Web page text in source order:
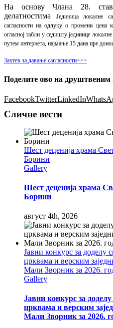
На основу Члана 28.
делатностима
Јединица локалне
сагласности на одлуку о промени цена
огласној табли у седишту јединице
путем интернета, најмање 15 дана пре
Захтев за давање сагласности>>>
Поделите ово на
FacebookTwitterLinkedIn
Сличне вести
Шест деценија храма
Борини
Gallery
Шест деценија храма
Борини
август 4th, 2026
Јавни конкурс за доделу
црквама и верским
Мали Зворник за 2026.
Gallery
Јавни конкурс за
црквама и верским
Мали Зворник за 2026.